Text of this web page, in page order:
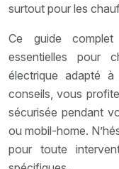
surtout pour les
Ce guide
essentielles pour
électrique adapté
conseils, vous
sécurisée pendant
ou mobil-home.
pour toute